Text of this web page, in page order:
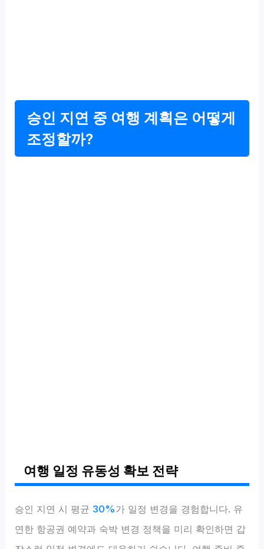
승인 지연 중 여행 계획은 어떻게
조정할까?
여행 일정 유동성 확보 전략
승인 지연 시 평균 30%가 일정 변경을 경험합니다. 유
연한 항공권 예약과 숙박 변경 정책을 미리 확인하면 갑